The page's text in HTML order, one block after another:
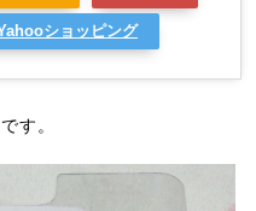
ショッピング
す。